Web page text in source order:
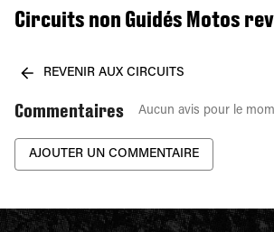
Circuits non Guidés Motos
REVENIR AUX CIRCUITS
Commentaires Aucun avis pour le
AJOUTER UN COMMENTAIRE